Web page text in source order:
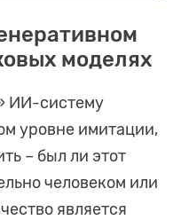
моделях
ИИ-систему
уровне имитации,
– был ли этот
человеком или
является